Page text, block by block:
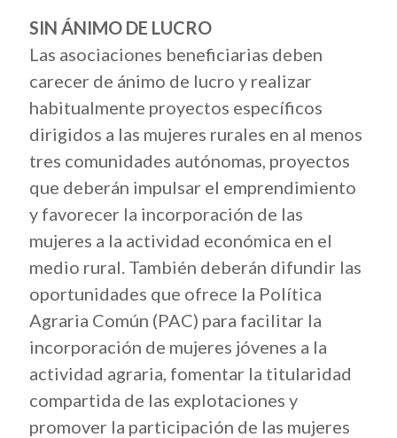
SIN ÁNIMO DE LUCRO
Las asociaciones beneficiarias deben
carecer de ánimo de lucro y realizar
habitualmente proyectos específicos
dirigidos a las mujeres rurales en al menos
tres comunidades autónomas, proyectos
que deberán impulsar el emprendimiento
y favorecer la incorporación de las
mujeres a la actividad económica en el
medio rural. También deberán difundir las
oportunidades que ofrece la Política
Agraria Común (PAC) para facilitar la
incorporación de mujeres jóvenes a la
actividad agraria, fomentar la titularidad
compartida de las explotaciones y
promover la participación de las mujeres